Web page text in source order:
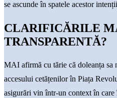
se ascunde în spatele acestor
CLARIFICĂRILE
TRANSPARENTĂ?
MAI afirmă cu tărie că doleanța sa
accesului cetățenilor în Piața
asigurări vin într-un context în